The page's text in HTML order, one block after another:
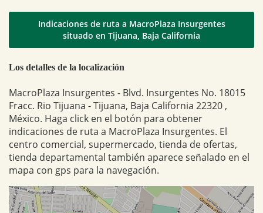
Indicaciones de ruta a MacroPlaza Insurgentes
situado en Tijuana, Baja California
Los detalles de la localización
MacroPlaza Insurgentes - Blvd. Insurgentes No. 18015
Fracc. Rio Tijuana - Tijuana, Baja California 22320 ,
México. Haga click en el botón para obtener
indicaciones de ruta a MacroPlaza Insurgentes. El
centro comercial, supermercado, tienda de ofertas,
tienda departamental también aparece señalado en el
mapa con gps para la navegación.